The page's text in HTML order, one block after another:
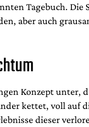
Tagebuch. Die
aber auch
Konzept unter,
kettet, voll auf
dieser